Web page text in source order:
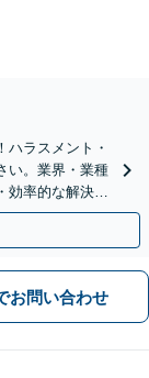
ハラスメント・
い。業界・業種
効率的な解決を
可】
お問い合わせ